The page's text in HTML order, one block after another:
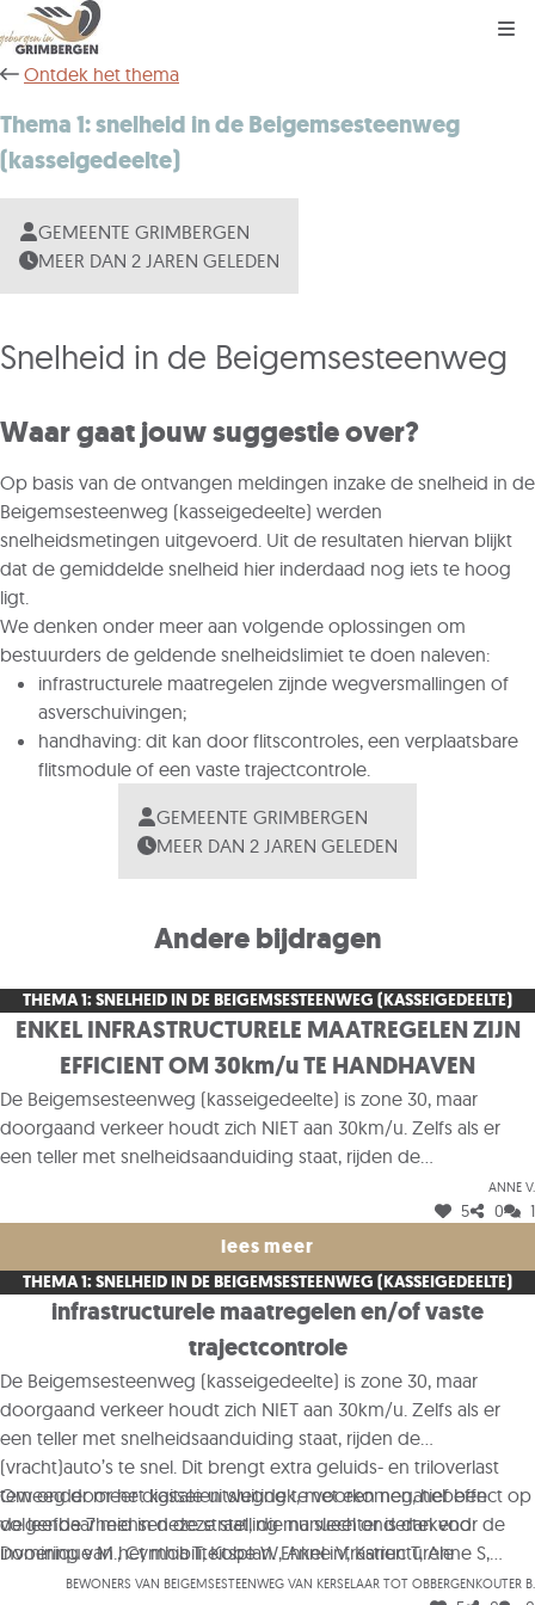
Ontdek het thema
Thema 1: snelheid in de Beigemsesteenweg
(kasseigedeelte)
GEMEENTE GRIMBERGEN
MEER DAN 2 JAREN GELEDEN
Snelheid in de Beigemsesteenweg
Waar gaat jouw suggestie over?
Op basis van de ontvangen meldingen inzake de snelheid in de
Beigemsesteenweg (kasseigedeelte) werden
snelheidsmetingen uitgevoerd. Uit de resultaten hiervan blijkt
dat de gemiddelde snelheid hier inderdaad nog iets te hoog
ligt.
We denken onder meer aan volgende oplossingen om
bestuurders de geldende snelheidslimiet te doen naleven:
infrastructurele maatregelen zijnde wegversmallingen of
asverschuivingen;
handhaving: dit kan door flitscontroles, een verplaatsbare
flitsmodule of een vaste trajectcontrole.
GEMEENTE GRIMBERGEN
MEER DAN 2 JAREN GELEDEN
Andere bijdragen
THEMA 1: SNELHEID IN DE BEIGEMSESTEENWEG (KASSEIGEDEELTE)
ENKEL INFRASTRUCTURELE MAATREGELEN ZIJN
EFFICIENT OM 30km/u TE HANDHAVEN
De Beigemsesteenweg (kasseigedeelte) is zone 30, maar
doorgaand verkeer houdt zich NIET aan 30km/u. Zelfs als er
een teller met snelheidsaanduiding staat, rijden de
(vracht)auto’s te snel (en krijgen daar bovendien een groen
duimpje voor!). Dit brengt extra geluids- en triloverlast teweeg
door het kasseien wegdek, met een negatief effect op de
leefbaarheid in deze straat, die nu slechter is dan voor de
invoering van het mobiliteitsplan. Enkel infrastructurele
maatregelen kunnen dit verhelpen, zoals wegversmallingen,
asverschuivingen en vaste trajectcontrole. Handhaving
(flitscontroles) kan altijd als extra maar heeft geen blijvend
effect en is dus niet efficiënt.
Anne V.
5 0 1
lees meer
THEMA 1: SNELHEID IN DE BEIGEMSESTEENWEG (KASSEIGEDEELTE)
infrastructurele maatregelen en/of vaste
trajectcontrole
De Beigemsesteenweg (kasseigedeelte) is zone 30, maar
doorgaand verkeer houdt zich NIET aan 30km/u. Zelfs als er
een teller met snelheidsaanduiding staat, rijden de
(vracht)auto’s te snel. Dit brengt extra geluids- en triloverlast
teweeg door het kasseien wegdek, met een negatief effect op
de leefbaarheid in deze straat, die nu slechter is dan voor de
invoering van het mobiliteitsplan. Enkel infrastructurele
maatregelen kunnen dit verhelpen, zoals wegversmallingen,
Om onder meer digitale uitsluiting te voorkomen, hebben
volgende 7 mensen deze stelling manueel ondertekend:
Dominique M., Cynthia T, Kobe W, Anne V, Karien T, Anne S,
Daniel MBewoners van beigemsesteenweg van kerselaar tot obbergenkouter B.